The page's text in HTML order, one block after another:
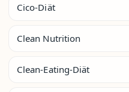
Cico-Diät
Clean Nutrition
Clean-Eating-Diät